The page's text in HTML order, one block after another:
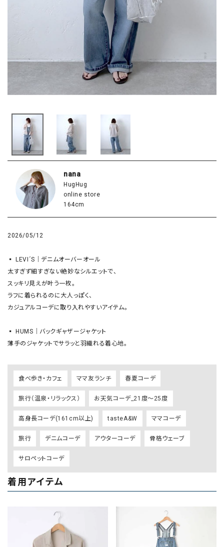
nana
HugHug
online store
164cm
2026/05/12
▪️ LEVI´S｜デニムオーバーオール
太すぎず細すぎない絶妙なシルエットで、
スッキリ見えが叶う一枚。
ラフに着られるのに大人っぽく、
カジュアルコーデに取り入れやすいアイテム。
▪️ HUMS｜バックギャザージャケット
食べ歩き・カフェ ママ友ランチ 春夏コーデ
旅行（温泉・リラックス） お天気コーデ_21度～25度
高身長コーデ(161cm以上) tasteA&W ママコーデ
旅行 デニムコーデ アウターコーデ 骨格ウェーブ
サロペットコーデ
着用アイテム